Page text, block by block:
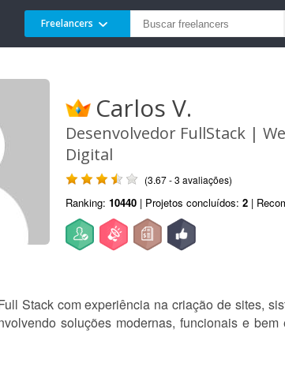
Freelancers
Carlos V.
Desenvolvedor FullStack |
Digital
(3.67 - 3 avaliações)
Ranking: 10440 | Projetos concluídos: 2 |
Stack com experiência na criação de sites,
soluções modernas, funcionais e